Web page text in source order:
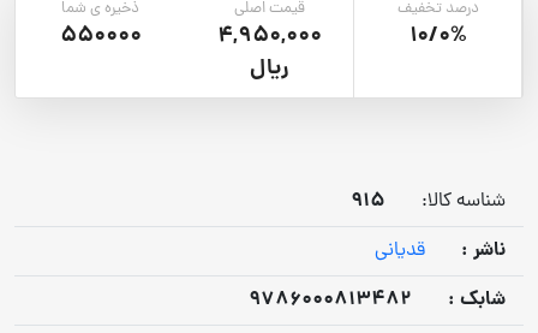
درصد تخفیف
10/0%
قیمت اصلی
4,950,000
ریال
ذخیره ی شما
550000
شناسه کالا:
915
ناشر :
قدیانی
شابک :
9786000813482